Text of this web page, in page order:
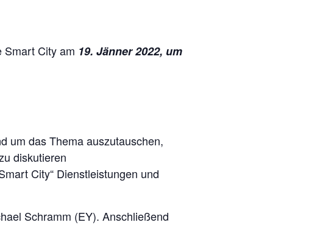
Smart City am 19. Jänner 2022, um
um das Thema auszutauschen,
diskutieren
City“ Dienstleistungen und
Schramm (EY). Anschließend